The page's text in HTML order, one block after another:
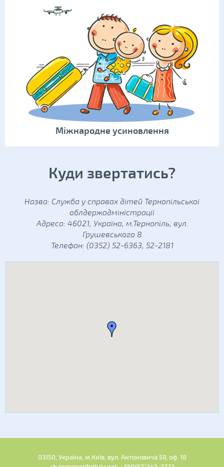
Міжнародне усиновлення
Куди звертатись?
Назва: Служба у справах дітей Тернопільської
облдержадміністрації
Адреса: 46021, Україна, м.Тернопіль, вул.
Грушевського 8
Телефон: (0352) 52-6363, 52-2181
03150, Україна, м.Київ, вул. Антоновича 59, оф. 18